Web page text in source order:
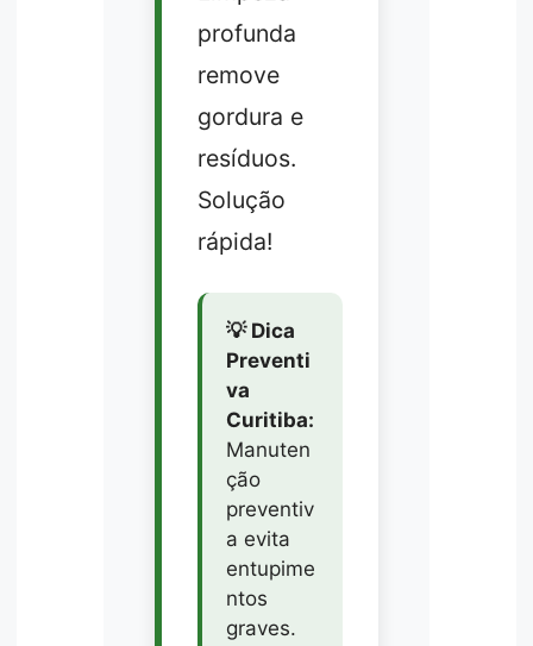
profunda
remove
gordura e
resíduos.
Solução
rápida!
💡 Dica
Preventi
va
Curitiba:
Manuten
ção
preventiv
a evita
entupime
ntos
graves.